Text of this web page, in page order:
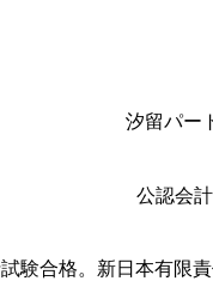
汐留パー
公認会
験合格。新日本有限